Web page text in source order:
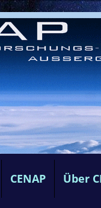
CENAP Über